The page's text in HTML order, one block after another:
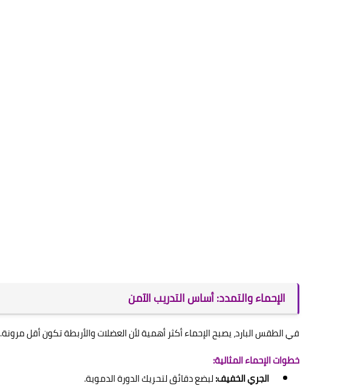
الإحماء والتمدد: أساس التدريب الآمن
في الطقس البارد، يصبح الإحماء أكثر أهمية لأن العضلات والأربطة تكون أقل مرونة.
خطوات الإحماء المثالية:
الجري الخفيف:لبضع دقائق لتحريك الدورة الدموية.